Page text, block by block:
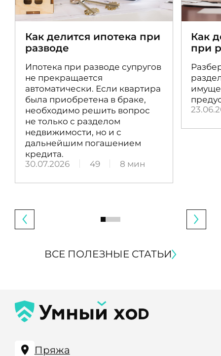
Как делится ипотека при
разводе
Ипотека при разводе супругов
не прекращается
автоматически. Если квартира
была приобретена в браке,
необходимо решить вопрос
не только с разделом
недвижимости, но и с
дальнейшим погашением
кредита.
30.07.2026
49 8 мин
Как
при
ВСЕ ПОЛЕЗНЫЕ СТАТЬИ
Пряжа